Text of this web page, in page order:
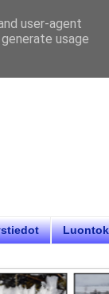
user-agent
usage